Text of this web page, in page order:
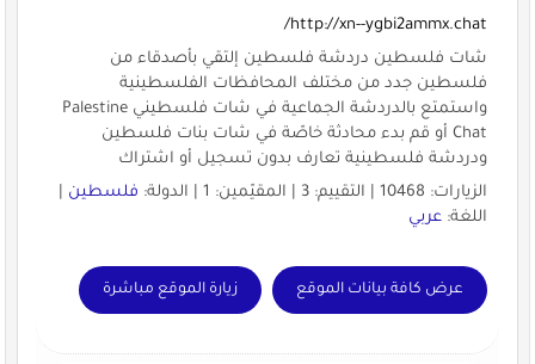
http://xn--ygbi2ammx.chat/
شات فلسطين دردشة فلسطين إلتقي بأصدقاء من
فلسطين جدد من مختلف المحافظات الفلسطينية
واستمتع بالدردشة الجماعية في شات فلسطيني Palestine
Chat أو قم بدء محادثة خاصّة في شات بنات فلسطين
ودردشة فلسطينية تعارف بدون تسجيل أو اشتراك
الزيارات: 10468 | التقييم: 3 | المقيّمين: 1 | الدولة:
فلسطين|
اللغة: عربي
عرض كافة بيانات الموقع زيارة الموقع مباشرة